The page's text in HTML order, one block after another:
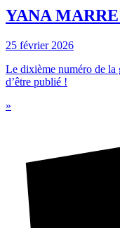
YANA
25 février 2026
Le dixième numéro de la
d’être publié !
»